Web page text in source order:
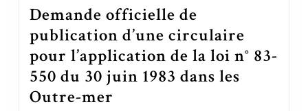
Demande officielle de
publication d’une circulaire
pour l’application de la loi n° 83-
550 du 30 juin 1983 dans les
Outre-mer